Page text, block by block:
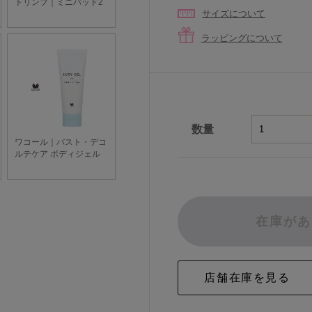
サイズについて
ラッピングについて
数量
在庫が